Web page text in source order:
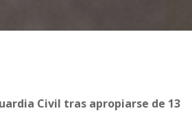
Civil tras apropiarse de 13